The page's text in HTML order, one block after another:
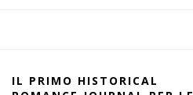
IL PRIMO HISTORICAL